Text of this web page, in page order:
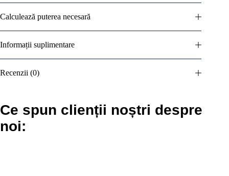
Calculează puterea necesară
Informații suplimentare
Recenzii (0)
Ce spun clienții noștri despre
noi: